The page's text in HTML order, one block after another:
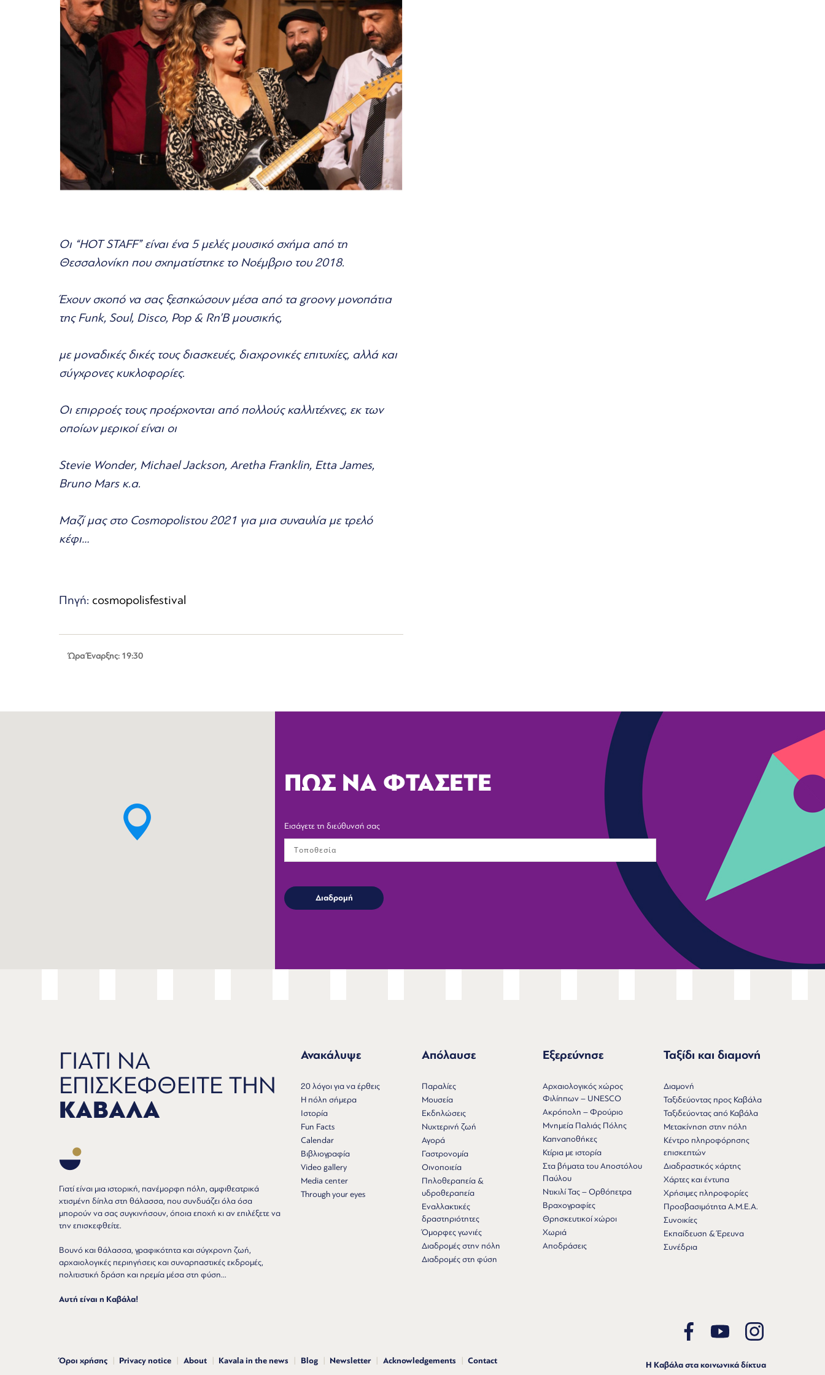
Οι “HOT STAFF” είναι ένα 5 μελές μουσικό σχήμα από τη
Θεσσαλονίκη που σχηματίστηκε το Νοέμβριο του 2018.
Έχουν σκοπό να σας ξεσηκώσουν μέσα από τα groovy μονοπάτια
της Funk, Soul, Disco, Pop & Rn’B μουσικής,
με μοναδικές δικές τους διασκευές, διαχρονικές επιτυχίες, αλλά και
σύγχρονες κυκλοφορίες.
Οι επιρροές τους προέρχονται από πολλούς καλλιτέχνες, εκ των
οποίων μερικοί είναι οι
Stevie Wonder, Michael Jackson, Aretha Franklin, Etta James,
Bruno Mars κ.α.
Μαζί μας στο Cosmopolisτου 2021 για μια συναυλία με τρελό
κέφι…
Πηγή: cosmopolisfestival
Ώρα Έναρξης: 19:30
ΠΩΣ ΝΑ ΦΤΑΣΕΤΕ
Εισάγετε τη διεύθυνσή σας
ΓΙΑΤΙ ΝΑ
ΕΠΙΣΚΕΦΘΕΙΤΕ ΤΗΝ
ΚΑΒΑΛΑ
Γιατί είναι μια ιστορική, πανέμορφη πόλη, αμφιθεατρικά
χτισμένη δίπλα στη θάλασσα, που συνδυάζει όλα όσα
μπορούν να σας συγκινήσουν, όποια εποχή κι αν επιλέξετε να
την επισκεφθείτε.
Βουνό και θάλασσα, γραφικότητα και σύγχρονη ζωή,
αρχαιολογικές περιηγήσεις και συναρπαστικές εκδρομές,
πολιτιστική δράση και ηρεμία μέσα στη φύση...
Αυτή είναι η Καβάλα!
Ανακάλυψε
20 λόγοι για να έρθεις
Η πόλη σήμερα
Ιστορία
Fun Facts
Calendar
Βιβλιογραφία
Video gallery
Media center
Through your eyes
Απόλαυσε
Παραλίες
Μουσεία
Εκδηλώσεις
Νυχτερινή ζωή
Αγορά
Γαστρονομία
Οινοποιεία
Πηλοθεραπεία &
υδροθεραπεία
Εναλλακτικές
δραστηριότητες
Όμορφες γωνιές
Διαδρομές στην πόλη
Διαδρομές στη φύση
Εξερεύνησε
Αρχαιολογικός χώρος
Φιλίππων – UNESCO
Ακρόπολη – Φρούριο
Μνημεία Παλιάς Πόλης
Καπναποθήκες
Κτίρια με ιστορία
Στα βήματα του Αποστόλου
Παύλου
Ντικιλί Τας – Ορθόπετρα
Βραχογραφίες
Θρησκευτικοί χώροι
Χωριά
Αποδράσεις
Ταξίδι και διαμονή
Διαμονή
Ταξιδεύοντας προς Καβάλα
Ταξιδεύοντας από Καβάλα
Μετακίνηση στην πόλη
Κέντρο πληροφόρησης
επισκεπτών
Διαδραστικός χάρτης
Χάρτες και έντυπα
Χρήσιμες πληροφορίες
Προσβασιμότητα Α.Μ.Ε.Α.
Συνοικίες
Εκπαίδευση & Έρευνα
Συνέδρια
Όροι χρήσης Privacy notice About Kavala in the news Blog Newsletter Acknowledgements Contact Η Καβάλα στα κοινωνικά δίκτυα